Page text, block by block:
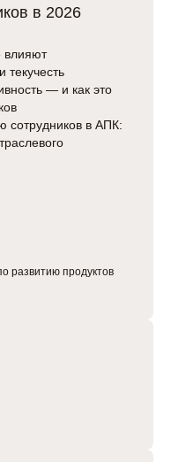
в 2026
влияют
текучесть
— и как это
сотрудников в АПК:
развитию продуктов